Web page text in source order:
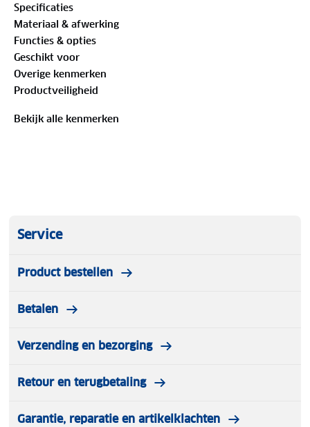
en geeft daarbij voldoende stabiliteit. Dankzij de
combinatie van veters en een handige rits geniet je
van een persoonlijke pasvorm en trek je de
schoenen gemakkelijk aan en uit. Het soepele leer
vormt zich mooi naar je voet en draagt bij aan een
duurzaam en comfortabel gevoel. De binnenkant is
volledig gevoerd met zacht leer, wat zorgt voor
Specificaties
Materiaal & afwerking
Functies & opties
Geschikt voor
Overige kenmerken
Productveiligheid
Bekijk alle kenmerken
Service
Product bestellen
Betalen
Verzending en bezorging
Retour en terugbetaling
Garantie, reparatie en artikelklachten